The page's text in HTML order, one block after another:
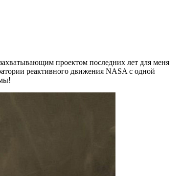
проектом последних лет для меня
реактивного движения NASA с одной